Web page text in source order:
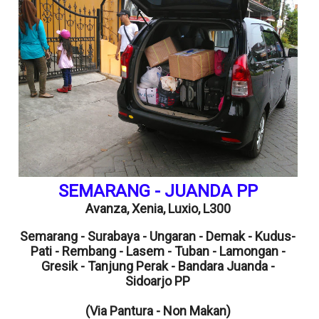
SEMARANG - JUANDA PP
Avanza,Xenia,Luxio, L300
Semarang - Surabaya - Ungaran - Demak - Kudus-
Pati - Rembang - Lasem - Tuban - Lamongan -
Gresik - Tanjung Perak - Bandara Juanda -
Sidoarjo PP
(Via Pantura - Non Makan)